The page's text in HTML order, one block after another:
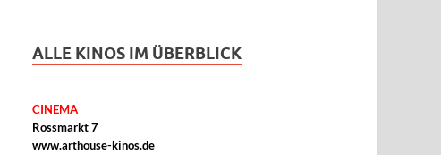
ALLE KINOS IM ÜBERBLICK
CINEMA
Rossmarkt 7
www.arthouse-kinos.de